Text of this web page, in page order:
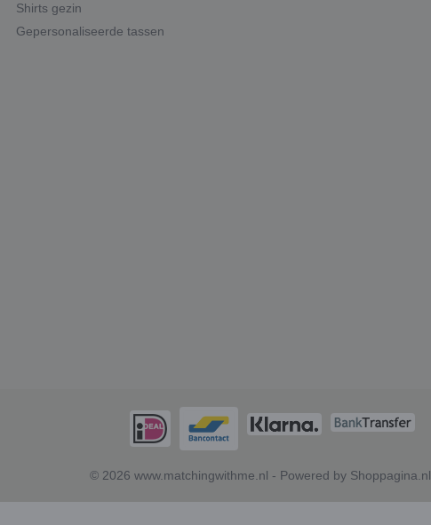
Shirts gezin
Gepersonaliseerde tassen
© 2026 www.matchingwithme.nl - Powered by Shoppagina.nl